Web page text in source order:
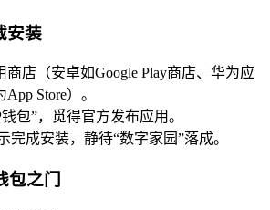
安装
商店（安卓如Google Play商店、华为应
Store）。
包”，觅得官方发布应用。
完成安装，静待“数字家园”落成。
包之门